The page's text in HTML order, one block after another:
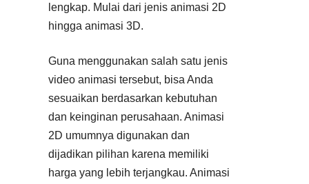
lengkap. Mulai dari jenis animasi 2D
hingga animasi 3D.
Guna menggunakan salah satu jenis
video animasi tersebut, bisa Anda
sesuaikan berdasarkan kebutuhan
dan keinginan perusahaan. Animasi
2D umumnya digunakan dan
dijadikan pilihan karena memiliki
harga yang lebih terjangkau. Animasi